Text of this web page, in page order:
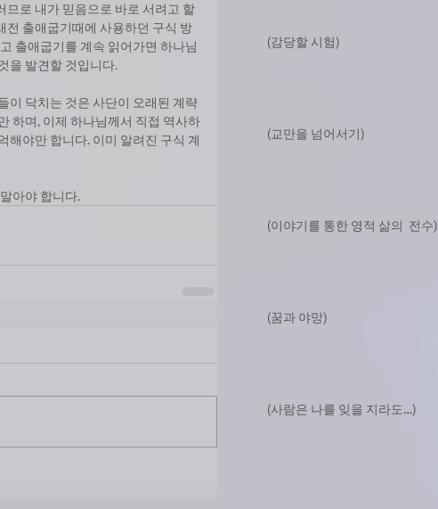
로 내가 믿음으로 바로 서려고 할
전 출애굽기때에 사용하던 구식 방
출애굽기를 계속 읽어가면 하나님
을 발견할 것입니다.
이 닥치는 것은 사단이 오래된 계략
하며, 이제 하나님께서 직접 역사하
해야만 합니다. 이미 알려진 구식 계
아야 합니다.
(감당할 시험)
(교만을 넘어서기)
(이야기를 통한 영적 삶의 전수)
(꿈과 야망)
(사람은 나를 잊을 지라도…)